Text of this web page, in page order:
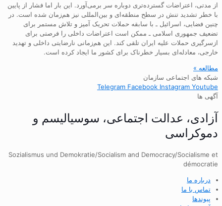
از مدتی، اعتراضات گسترده‌تری دوباره سر برمی‌آورد. این بار اما فشار از پایین
با خطر تشدید تنش در سطح منطقه‌ای و بین‌المللی نیز هم‌زمان شده است. در
چنین فضایی، اسرائیل ـ با سابقه حملات تحریک آمیز و تلاش مستمر برای
تضعیف جمهوری اسلامی ـ ممکن است اعتراضات داخلی را فرصتی برای
ازسرگیری حملات علیه ایران تلقی کند. این هم‌زمانی نارضایتی داخلی و تهدید
خارجی، معادله‌ای بسیار خطرناک برای کشور ما ایجاد کرده است.
مطالعه »
شبکه های اجتماعی سازمان
Telegram Facebook Instagram Youtube
آگهی ها
آزادی، عدالت اجتماعی، سوسیالیسم و
دموکراسی
Sozialismus und Demokratie/Socialism and Democracy/Socialisme et
démocratie
درباره ما
تماس با ما
پیوندها